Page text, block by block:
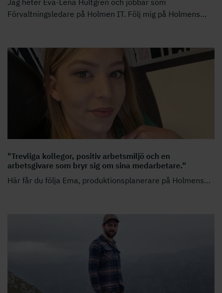
Förvaltningsledare på Holmen IT. Följ mig på Holmens…
"Trevliga kollegor, positiv arbetsmiljö och en
arbetsgivare som bryr sig om sina medarbetare."
Här får du följa Ema, produktionsplanerare på Holmens…